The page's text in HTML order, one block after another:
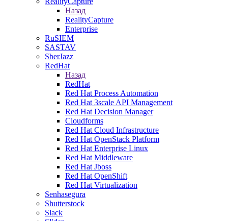
Назад
RealityCapture
Enterprise
RuSIEM
SASTAV
SberJazz
RedHat
Назад
RedHat
Red Hat Process Automation
Red Hat 3scale API Management
Red Hat Decision Manager
Cloudforms
Red Hat Cloud Infrastructure
Red Hat OpenStack Platform
Red Hat Enterprise Linux
Red Hat Middleware
Red Hat Jboss
Red Hat OpenShift
Red Hat Virtualization
Senhasegura
Shutterstock
Slack